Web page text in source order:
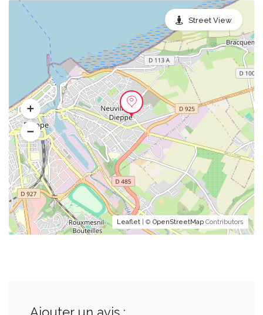
Leaflet | © OpenStreetMap Contributors
Street View